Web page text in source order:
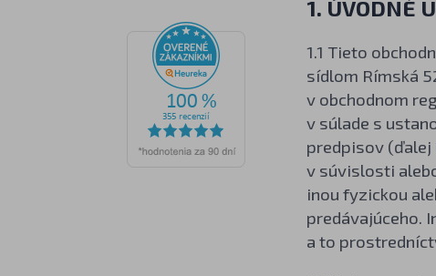
1. ÚVODNÉ
1.1 Tieto
sídlom Rímská
v obchodnom
v súlade s
predpisov (ďalej
v súvislosti
inou fyzickou
predávajúceho.
a to